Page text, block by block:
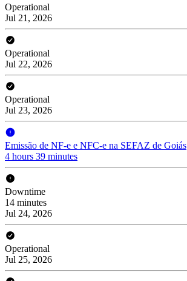
Operational
Jul 21, 2026
Operational
Jul 22, 2026
Operational
Jul 23, 2026
Emissão de NF-e e NFC-e na SEFAZ de Goiás
4 hours 39 minutes
Downtime
14 minutes
Jul 24, 2026
Operational
Jul 25, 2026